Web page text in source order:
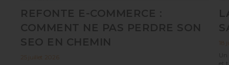
REFONTE E-COMMERCE :
COMMENT NE PAS PERDRE SON
SEO EN CHEMIN
25 juillet 2026
18
et